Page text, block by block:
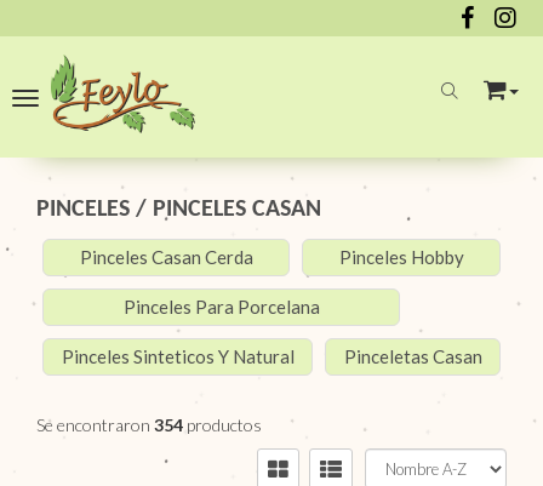
Toggle navigation
PINCELES / PINCELES CASAN
Pinceles Casan Cerda Pinceles Hobby
Pinceles Para Porcelana
Pinceles Sinteticos Y Natural Pinceletas Casan
Se encontraron 354 productos